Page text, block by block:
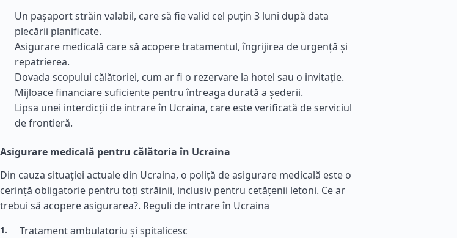
Un pașaport străin valabil, care să fie valid cel puțin 3 luni după data
plecării planificate.
Asigurare medicală care să acopere tratamentul, îngrijirea de urgență și
repatrierea.
Dovada scopului călătoriei, cum ar fi o rezervare la hotel sau o invitație.
Mijloace financiare suficiente pentru întreaga durată a șederii.
Lipsa unei interdicții de intrare în Ucraina, care este verificată de serviciul
de frontieră.
Asigurare medicală pentru călătoria în Ucraina
Din cauza situației actuale din Ucraina, o poliță de asigurare medicală este o
cerință obligatorie pentru toți străinii, inclusiv pentru cetățenii letoni. Ce ar
trebui să acopere asigurarea?. Reguli de intrare în Ucraina
Tratament ambulatoriu și spitalicesc